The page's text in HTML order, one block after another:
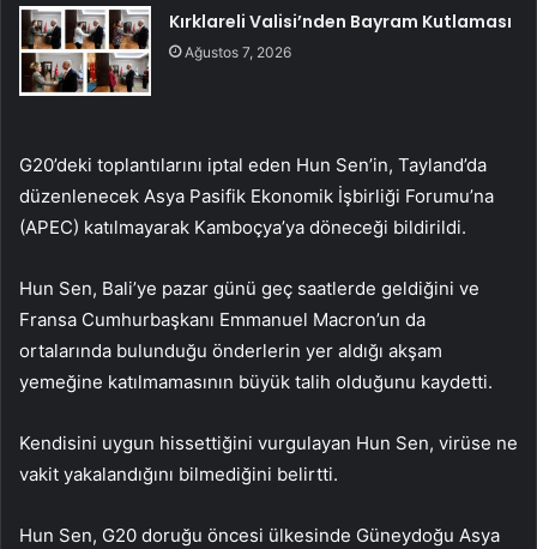
Kırklareli Valisi’nden Bayram Kutlaması
Ağustos 7, 2026
G20’deki toplantılarını iptal eden Hun Sen’in, Tayland’da
düzenlenecek Asya Pasifik Ekonomik İşbirliği Forumu’na
(APEC) katılmayarak Kamboçya’ya döneceği bildirildi.
Hun Sen, Bali’ye pazar günü geç saatlerde geldiğini ve
Fransa Cumhurbaşkanı Emmanuel Macron’un da
ortalarında bulunduğu önderlerin yer aldığı akşam
yemeğine katılmamasının büyük talih olduğunu kaydetti.
Kendisini uygun hissettiğini vurgulayan Hun Sen, virüse ne
vakit yakalandığını bilmediğini belirtti.
Hun Sen, G20 doruğu öncesi ülkesinde Güneydoğu Asya